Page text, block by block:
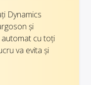
Dynamics
și
automat cu toți
va evita și